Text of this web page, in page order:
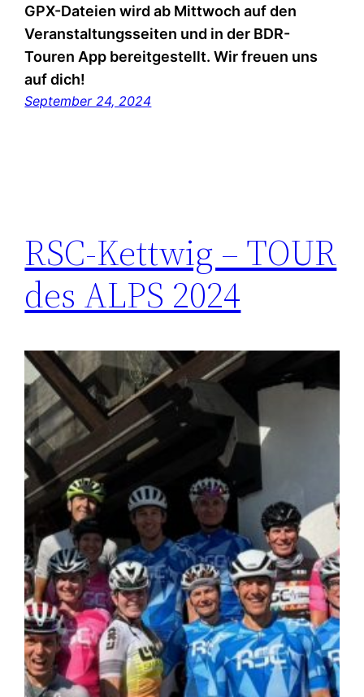
GPX-Dateien wird ab Mittwoch auf den
Veranstaltungsseiten und in der BDR-
Touren App bereitgestellt. Wir freuen uns
auf dich!
September 24, 2024
RSC-Kettwig – TOUR
des ALPS 2024